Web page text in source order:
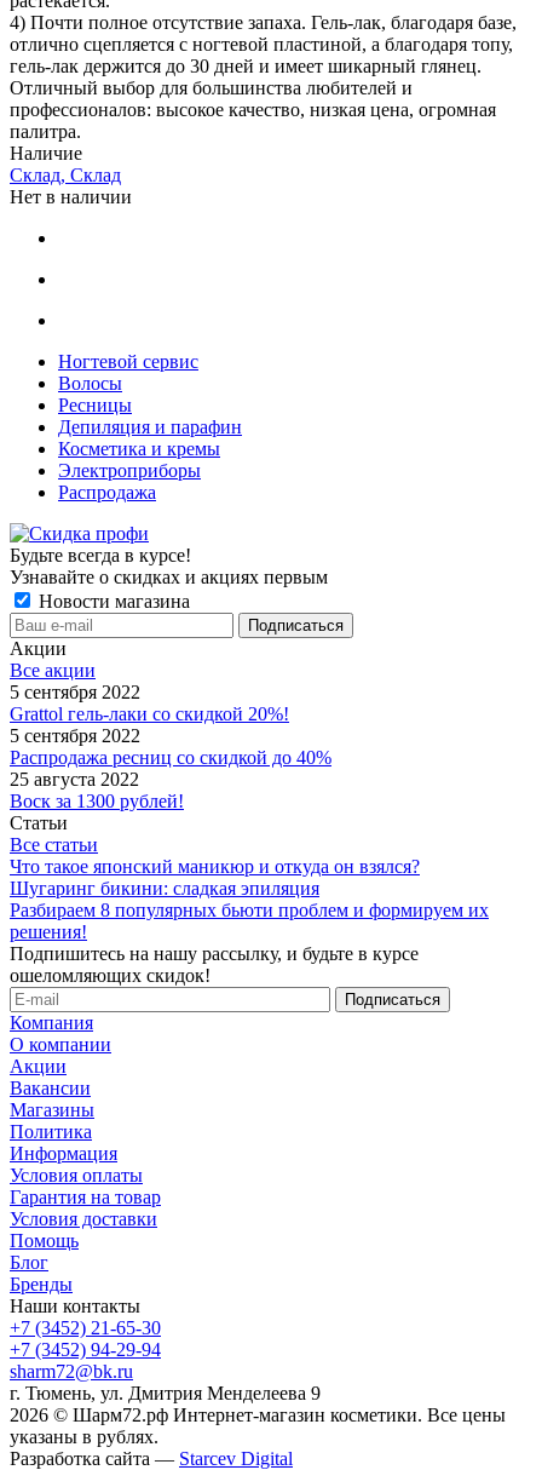
4) Почти полное отсутствие запаха. Гель-лак, благодаря базе,
отлично сцепляется с ногтевой пластиной, а благодаря топу,
гель-лак держится до 30 дней и имеет шикарный глянец.
Отличный выбор для большинства любителей и
профессионалов: высокое качество, низкая цена, огромная
палитра.
Наличие
Склад, Склад
Нет в наличии
Ногтевой сервис
Волосы
Ресницы
Депиляция и парафин
Косметика и кремы
Электроприборы
Распродажа
Будьте всегда в курсе!
Узнавайте о скидках и акциях первым
Новости магазина
Акции
Все акции
5 сентября 2022
Grattol гель-лаки со скидкой 20%!
5 сентября 2022
Распродажа ресниц со скидкой до 40%
25 августа 2022
Воск за 1300 рублей!
Статьи
Все статьи
Что такое японский маникюр и откуда он взялся?
Шугаринг бикини: сладкая эпиляция
Разбираем 8 популярных бьюти проблем и формируем их
решения!
Подпишитесь на нашу рассылку, и будьте в курсе
ошеломляющих скидок!
Компания
О компании
Акции
Вакансии
Магазины
Политика
Информация
Условия оплаты
Гарантия на товар
Условия доставки
Помощь
Блог
Бренды
Наши контакты
+7 (3452) 21-65-30
+7 (3452) 94-29-94
sharm72@bk.ru
г. Тюмень, ул. Дмитрия Менделеева 9
2026 © Шарм72.рф Интернет-магазин косметики. Все цены
указаны в рублях.
Разработка сайта — Starcev Digital